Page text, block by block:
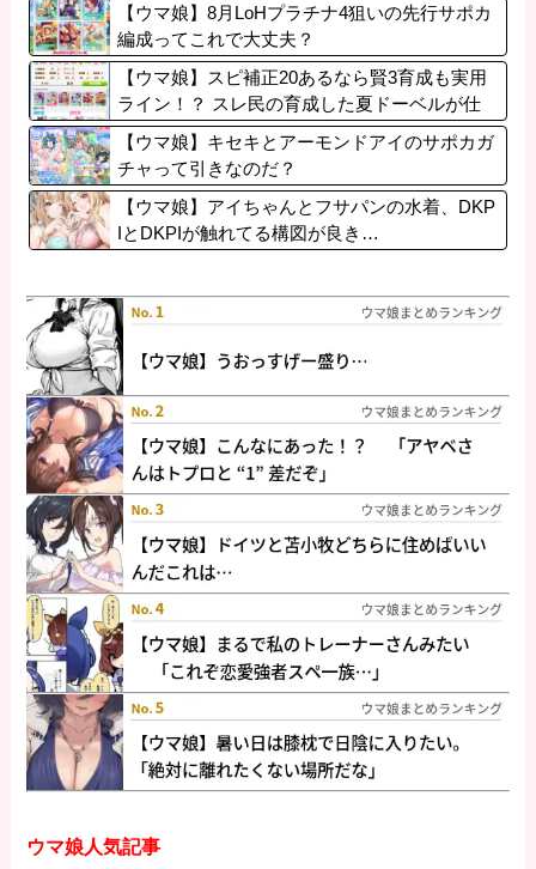
【ウマ娘】8月LoHプラチナ4狙いの先行サポカ
編成ってこれで大丈夫？
【ウマ娘】スピ補正20あるなら賢3育成も実用
ライン！？ スレ民の育成した夏ドーベルが仕
上がりつつある件
【ウマ娘】キセキとアーモンドアイのサポカガ
チャって引きなのだ？
【ウマ娘】アイちゃんとフサパンの水着、DKP
IとDKPIが触れてる構図が良き…
ウマ娘人気記事